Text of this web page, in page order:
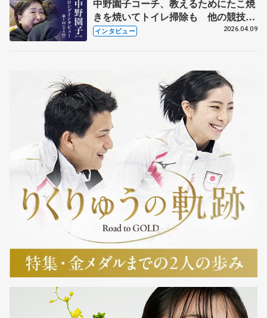
中野園子コーチ、教えるためにたこ焼
きを焼いてトイレ掃除も 他の競技に
も通用するという坂本花織の筋肉
インタビュー 2026.04.09